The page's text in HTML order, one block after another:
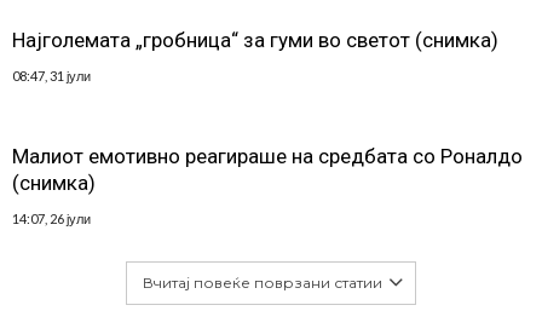
Најголемата „гробница“ за гуми во светот (снимка)
08:47, 31 јули
Малиот емотивно реагираше на средбата со Роналдо
(снимка)
14:07, 26 јули
Вчитај повеќе поврзани статии